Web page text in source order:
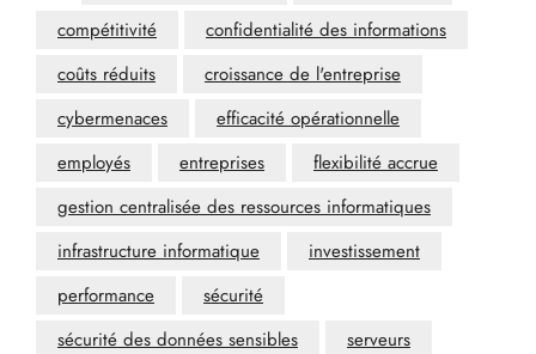
compétitivité
confidentialité des informations
coûts réduits
croissance de l'entreprise
cybermenaces
efficacité opérationnelle
employés
entreprises
flexibilité accrue
gestion centralisée des ressources informatiques
infrastructure informatique
investissement
performance
sécurité
sécurité des données sensibles
serveurs